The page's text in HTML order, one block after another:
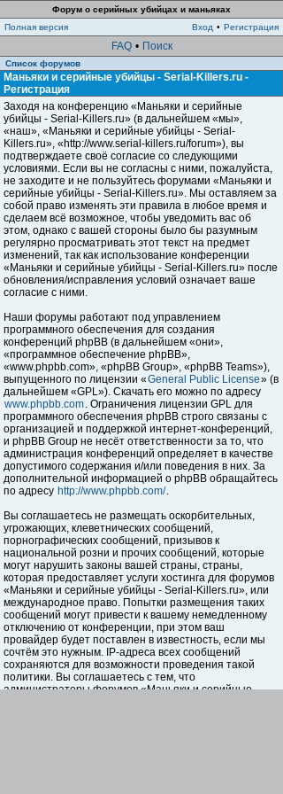
Форум о серийных убийцах и маньяках
Полная версия
Вход • Регистрация
FAQ • Поиск
Список форумов
Маньяки и серийные убийцы - Serial-Killers.ru -
Регистрация
Заходя на конференцию «Маньяки и серийные
убийцы - Serial-Killers.ru» (в дальнейшем «мы»,
«наш», «Маньяки и серийные убийцы - Serial-
Killers.ru», «http://www.serial-killers.ru/forum»), вы
подтверждаете своё согласие со следующими
условиями. Если вы не согласны с ними, пожалуйста,
не заходите и не пользуйтесь форумами «Маньяки и
серийные убийцы - Serial-Killers.ru». Мы оставляем за
собой право изменять эти правила в любое время и
сделаем всё возможное, чтобы уведомить вас об
этом, однако с вашей стороны было бы разумным
регулярно просматривать этот текст на предмет
изменений, так как использование конференции
«Маньяки и серийные убийцы - Serial-Killers.ru» после
обновления/исправления условий означает ваше
согласие с ними.
Наши форумы работают под управлением
программного обеспечения для создания
конференций phpBB (в дальнейшем «они»,
«программное обеспечение phpBB»,
«www.phpbb.com», «phpBB Group», «phpBB Teams»),
выпущенного по лицензии «General Public License» (в
дальнейшем «GPL»). Скачать его можно по адресу
www.phpbb.com. Ограничения лицензии GPL для
программного обеспечения phpBB строго связаны с
организацией и поддержкой интернет-конференций,
и phpBB Group не несёт ответственности за то, что
администрация конференций определяет в качестве
допустимого содержания и/или поведения в них. За
дополнительной информацией о phpBB обращайтесь
по адресу http://www.phpbb.com/.
Вы соглашаетесь не размещать оскорбительных,
угрожающих, клеветнических сообщений,
порнографических сообщений, призывов к
национальной розни и прочих сообщений, которые
могут нарушить законы вашей страны, страны,
которая предоставляет услуги хостинга для форумов
«Маньяки и серийные убийцы - Serial-Killers.ru», или
международное право. Попытки размещения таких
сообщений могут привести к вашему немедленному
отключению от конференции, при этом ваш
провайдер будет поставлен в известность, если мы
сочтём это нужным. IP-адреса всех сообщений
сохраняются для возможности проведения такой
политики. Вы соглашаетесь с тем, что
администраторы форумов «Маньяки и серийные